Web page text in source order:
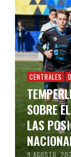
CENTRALES
SOBRE
LAS
9 AGOSTO,